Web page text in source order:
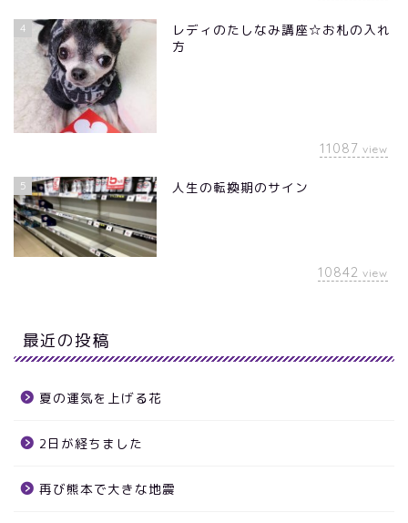
4
レディのたしなみ講座☆お札の入れ
方
11087 view
5 人生の転換期のサイン
10842 view
最近の投稿
夏の運気を上げる花
2日が経ちました
再び熊本で大きな地震